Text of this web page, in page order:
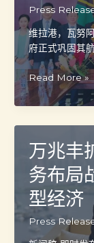
飞
瓦
努
阿
图
航
班，
旅
游
业
与
济
Press
维拉港，瓦努
府正式巩固其
瓦
努
阿
中
国
加
强
空
Read More »
万兆丰
务布局
型经济
Press